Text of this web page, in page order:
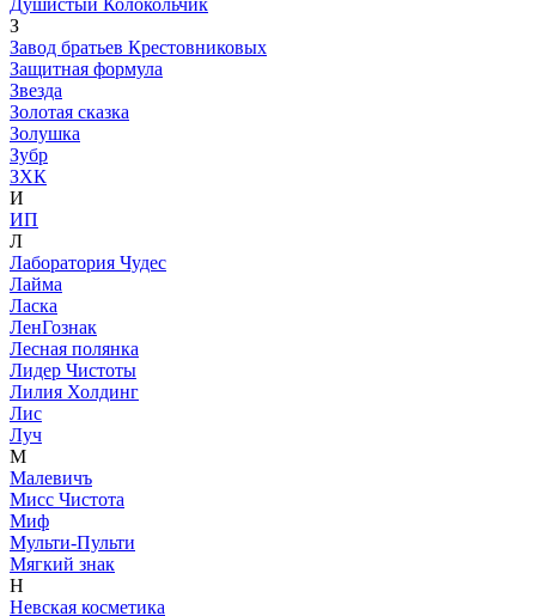
Душистый Колокольчик
З
Завод братьев Крестовниковых
Защитная формула
Звезда
Золотая сказка
Золушка
Зубр
ЗХК
И
ИП
Л
Лаборатория Чудес
Лайма
Ласка
ЛенГознак
Лесная полянка
Лидер Чистоты
Лилия Холдинг
Лис
Луч
М
Малевичъ
Мисс Чистота
Миф
Мульти-Пульти
Мягкий знак
Н
Невская косметика